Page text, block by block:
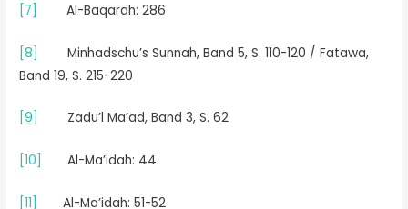
[7] Al-Baqarah: 286
[8]
Minhadschu’s Sunnah, Band 5, S. 110-120 / Fatawa,
Band 19, S. 215-220
[9] Zadu’l Ma’ad, Band 3, S. 62
[10] Al-Ma’idah: 44
[11] Al-Ma’idah: 51-52